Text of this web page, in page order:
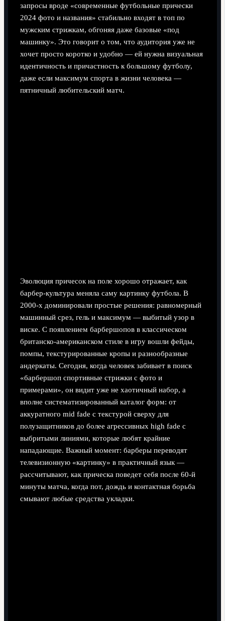
запросы вроде «современные футбольные прически
2024 фото и названия» стабильно входят в топ по
мужским стрижкам, обгоняя даже базовые «под
машинку». Это говорит о том, что аудитория уже не
хочет просто коротко и удобно — ей нужна визуальная
идентичность и причастность к большому футболу,
даже если максимум спорта в жизни человека —
пятничный любительский матч.
Эволюция причесок на поле хорошо отражает, как
барбер‑культура меняла саму картинку футбола. В
2000‑х доминировали простые решения: равномерный
машинный срез, гель и максимум — выбитый узор в
виске. С появлением барбершопов в классическом
британско‑американском стиле в игру вошли фейды,
помпы, текстурированные кропы и разнообразные
андеркаты. Сегодня, когда человек забивает в поиск
«барбершоп спортивные стрижки с фото и
примерами», он видит уже не хаотичный набор, а
вполне систематизированный каталог форм: от
аккуратного mid fade с текстурой сверху для
полузащитников до более агрессивных high fade с
выбритыми линиями, которые любят крайние
нападающие. Важный момент: барберы переводят
телевизионную «картинку» в практичный язык —
рассчитывают, как прическа поведет себя после 60‑й
минуты матча, когда пот, дождь и контактная борьба
смывают любые средства укладки.